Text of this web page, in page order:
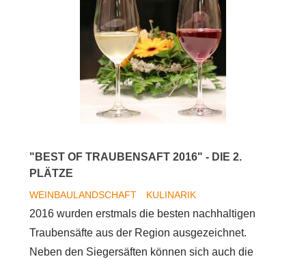
"BEST OF TRAUBENSAFT 2016" - DIE 2.
PLÄTZE
WEINBAULANDSCHAFT KULINARIK
2016 wurden erstmals die besten nachhaltigen
Traubensäfte aus der Region ausgezeichnet.
Neben den Siegersäften können sich auch die